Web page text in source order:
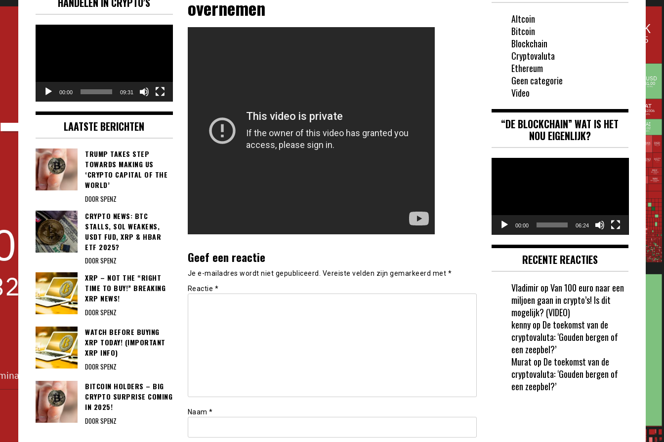
overnemen
Geef een reactie
Je e-mailadres wordt niet gepubliceerd. Vereiste velden zijn gemarkeerd met *
Reactie *
Naam *
00:00 09:31
LAATSTE BERICHTEN
TRUMP TAKES STEP
TOWARDS MAKING US
‘CRYPTO CAPITAL OF THE
WORLD’
DOOR SPENZ
CRYPTO NEWS: BTC
STALLS, SOL WEAKENS,
USDT FUD, XRP & HBAR
ETF 2025?
DOOR SPENZ
XRP – NOT THE “RIGHT
TIME TO BUY!” BREAKING
XRP NEWS!
DOOR SPENZ
WATCH BEFORE BUYING
XRP TODAY! (IMPORTANT
XRP INFO)
DOOR SPENZ
BITCOIN HOLDERS – BIG
CRYPTO SURPRISE COMING
IN 2025!
DOOR SPENZ
Altcoin
Bitcoin
Blockchain
Cryptovaluta
Ethereum
Geen categorie
Video
“DE BLOCKCHAIN” WAT IS HET
NOU EIGENLIJK?
00:00 06:24
RECENTE REACTIES
VladimiropVan 100 euro naar een
miljoen gaan in crypto’s! Is dit
mogelijk? (VIDEO)
kennyop De toekomst van de
cryptovaluta: ‘Gouden bergen of
een zeepbel?’
Murat op De toekomst van de
cryptovaluta: ‘Gouden bergen of
een zeepbel?’